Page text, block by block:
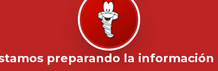
preparando la información